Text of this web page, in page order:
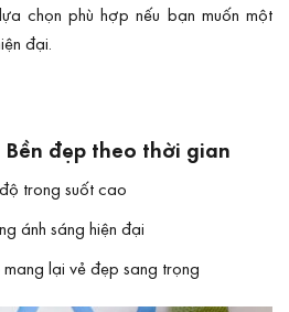
chọn phù hợp nếu bạn muốn một
đại.
đẹp theo thời gian
trong suốt cao
ánh sáng hiện đại
lại vẻ đẹp sang trọng